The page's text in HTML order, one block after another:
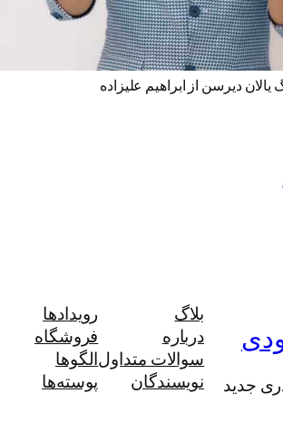
دیرسن از ابراهیم علیزاده
درباره
سوالات متداول
نویسندگان
رویدادها
فروشگاه
الگوها
پوسته‌ها